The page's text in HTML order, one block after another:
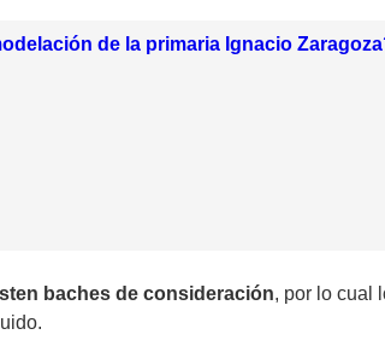
de la primaria Ignacio
baches de consideración, por lo cual